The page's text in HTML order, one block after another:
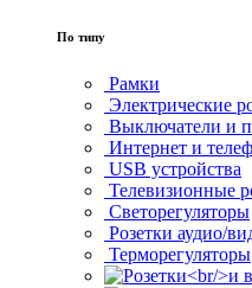
По типу
Рамки
Электрические
Выключатели и
Интернет и
USB устройства
Телевизионные
Светорегуляторы
Розетки аудио/
Терморегуляторы